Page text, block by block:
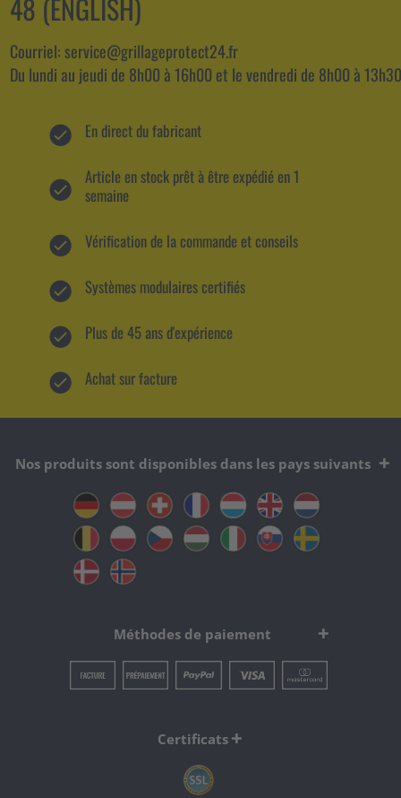
48 (ENGLISH)
Courriel: service@grillageprotect24.fr
Du lundi au jeudi de 8h00 à 16h00 et le vendredi de 8h00 à
En direct du fabricant
Article en stock prêt à être expédié en 1
semaine
Vérification de la commande et conseils
Systèmes modulaires certifiés
Plus de 45 ans d'expérience
Achat sur facture
Nos produits sont disponibles dans les pays suivants
Méthodes de paiement
Certificats